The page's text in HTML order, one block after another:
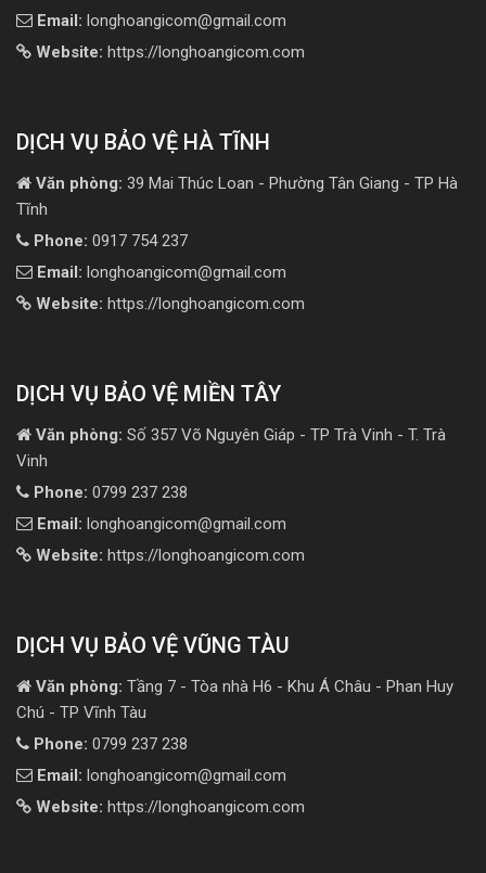
Email: longhoangicom@gmail.com
Website: https://longhoangicom.com
DỊCH VỤ BẢO VỆ HÀ TĨNH
Văn phòng: 39 Mai Thúc Loan - Phường Tân Giang - TP Hà
Tĩnh
Phone: 0917 754 237
Email: longhoangicom@gmail.com
Website: https://longhoangicom.com
DỊCH VỤ BẢO VỆ MIỀN TÂY
Văn phòng: Số 357 Võ Nguyên Giáp - TP Trà Vinh - T. Trà
Vinh
Phone: 0799 237 238
Email: longhoangicom@gmail.com
Website: https://longhoangicom.com
DỊCH VỤ BẢO VỆ VŨNG TÀU
Văn phòng: Tầng 7 - Tòa nhà H6 - Khu Á Châu - Phan Huy
Chú - TP Vĩnh Tàu
Phone: 0799 237 238
Email: longhoangicom@gmail.com
Website: https://longhoangicom.com